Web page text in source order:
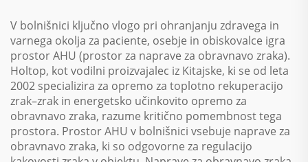
V bolnišnici ključno vlogo pri ohranjanju zdravega in
varnega okolja za paciente, osebje in obiskovalce igra
prostor AHU (prostor za naprave za obravnavo zraka).
Holtop, kot vodilni proizvajalec iz Kitajske, ki se od leta
2002 specializira za opremo za toplotno rekuperacijo
zrak–zrak in energetsko učinkovito opremo za
obravnavo zraka, razume kritično pomembnost tega
prostora. Prostor AHU v bolnišnici vsebuje naprave za
obravnavo zraka, ki so odgovorne za regulacijo